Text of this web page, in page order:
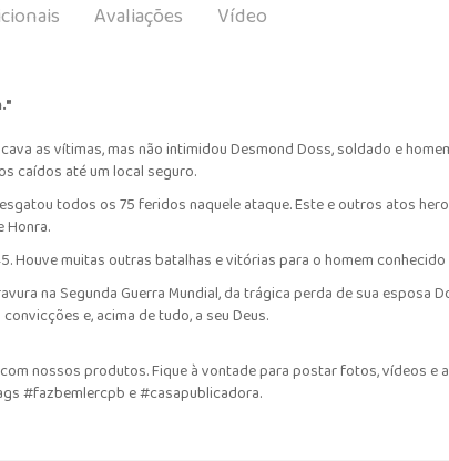
Avaliações Vídeo
as vítimas, mas não intimidou Desmond Doss, soldado e
caídos até um local seguro.
todos os 75 feridos naquele ataque. Este e outros atos
Honra.
Houve muitas outras batalhas e vitórias para o homem
na Segunda Guerra Mundial, da trágica perda de sua
e, acima de tudo, a seu Deus.
nossos produtos. Fique à vontade para postar fotos, vídeos
#fazbemlercpb e #casapublicadora.